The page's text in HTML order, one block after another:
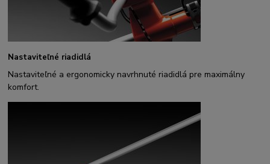
Nastaviteľné riadidlá
Nastaviteľné a ergonomicky navrhnuté riadidlá pre maximálny
komfort.